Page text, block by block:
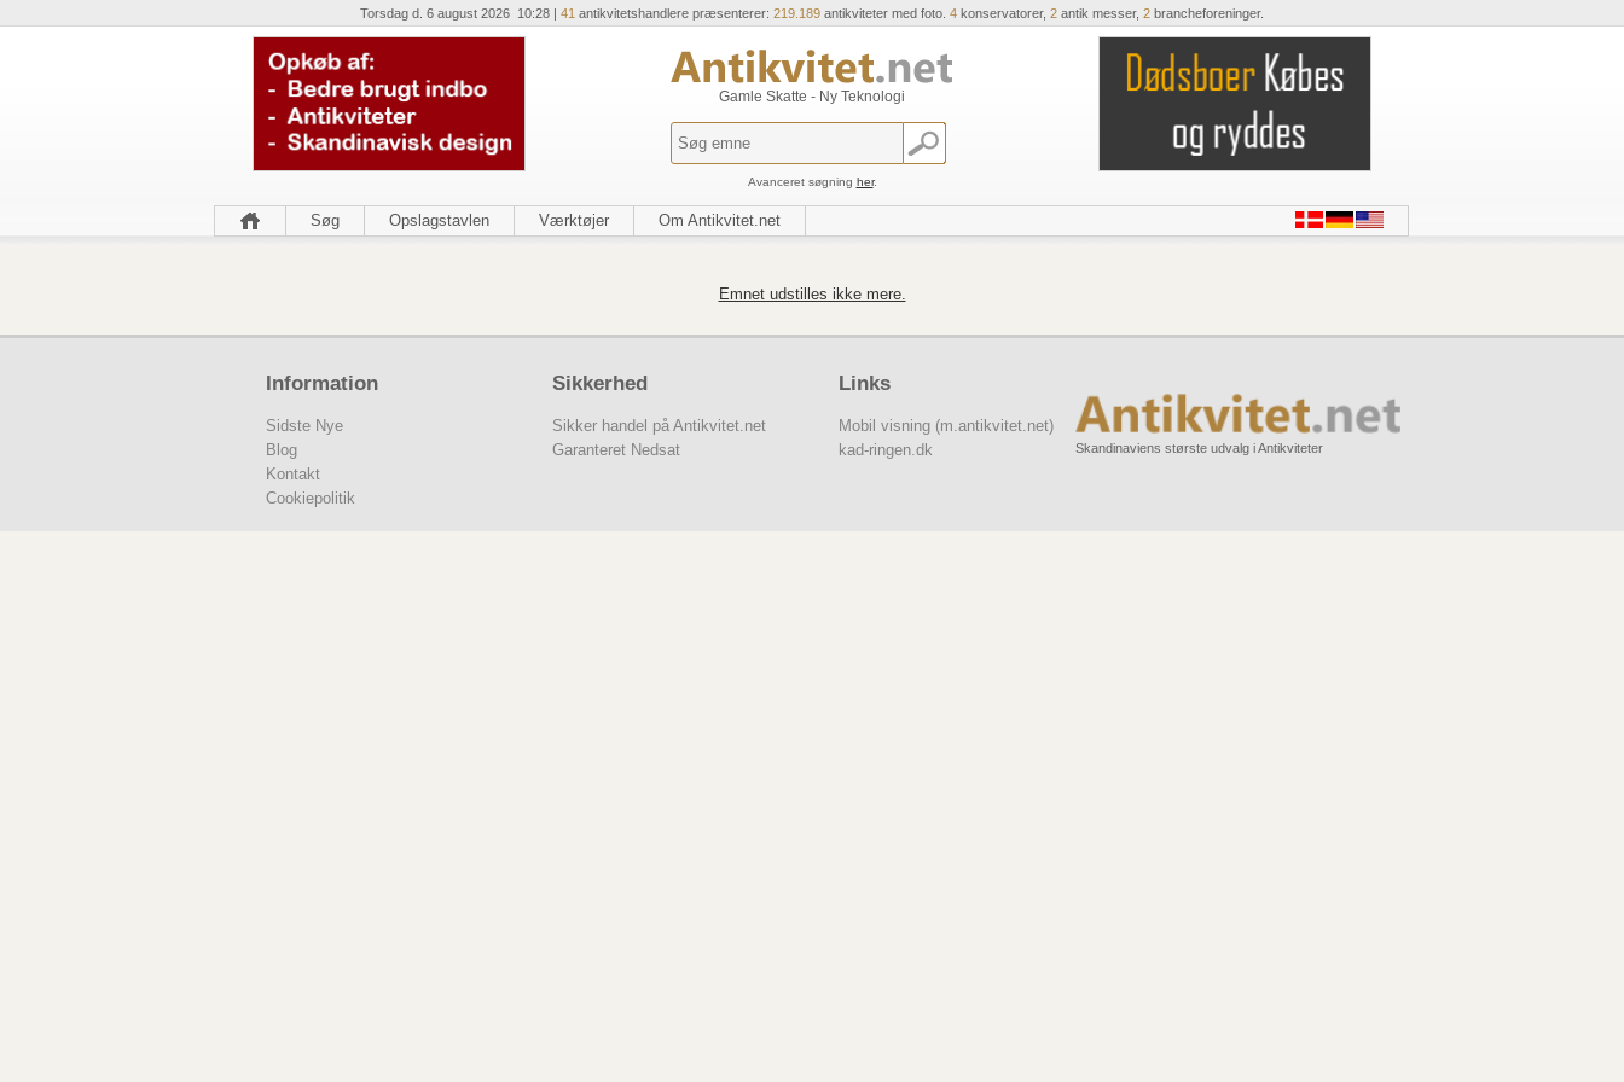
Torsdag d. 6 august 2026 10:28 | 41 antikvitetshandlere præsenterer: 219.189 antikviteter med foto. 4 konservatorer, 2 antik messer, 2 brancheforeninger.
Gamle Skatte - Ny Teknologi
Avanceret søgning her.
Søg Opslagstavlen Værktøjer Om Antikvitet.net
Emnet udstilles ikke mere.
Information
Sidste Nye
Blog
Kontakt
Cookiepolitik
Sikkerhed
Sikker handel på Antikvitet.net
Garanteret Nedsat
Links
Mobil visning (m.antikvitet.net)
kad-ringen.dk
Skandinaviens største udvalg i Antikviteter